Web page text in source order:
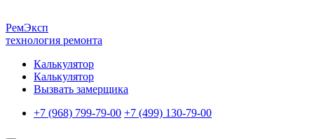
РемЭксп
технология ремонта
Калькулятор
Калькулятор
Вызвать замерщика
+7 (968) 799-79-00 +7 (499) 130-79-00